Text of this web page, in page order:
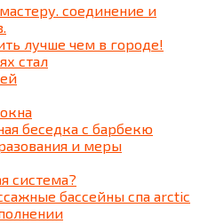
соединение и
лучше чем в городе!
стал
беседка c барбекю
и меры
система?
бассейны спа arctic